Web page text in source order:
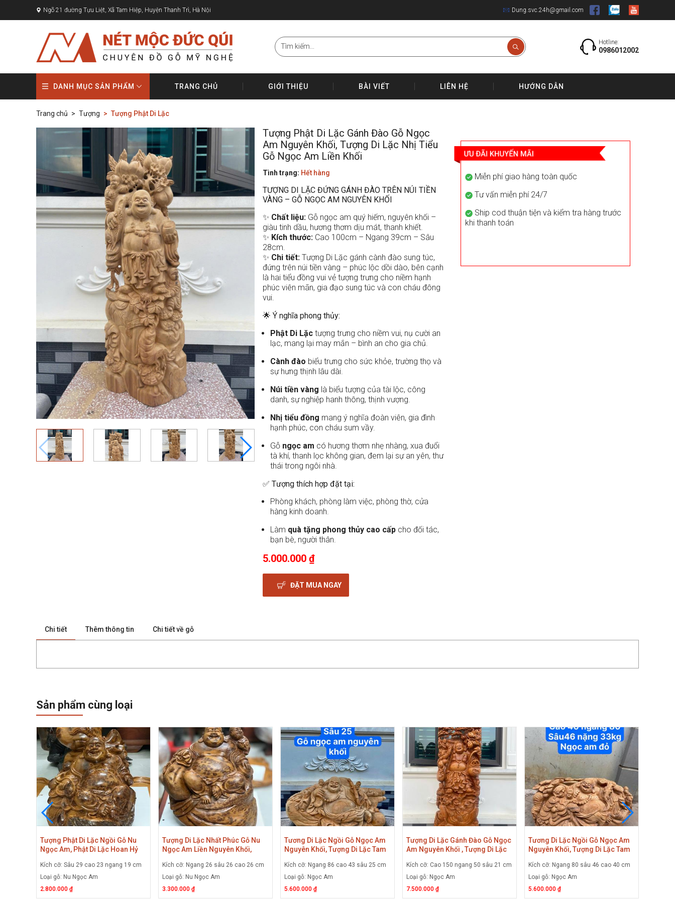
Ngõ 21 đường Tựu Liệt, Xã Tam Hiệp, Huyện Thanh Trì, Hà Nội Dung.svc.24h@gmail.com
Hotline:
0986012002
DANH MỤC SẢN PHẨM TRANG CHỦ GIỚI THIỆU BÀI VIẾT LIÊN HỆ HƯỚNG DẪN
Trang chủ Tượng Tượng Phật Di Lặc
Tượng Phật Di Lặc Gánh Đào Gỗ Ngọc
Am Nguyên Khối, Tượng Di Lặc Nhị Tiểu
Gỗ Ngọc Am Liền Khối
Tình trạng: Hết hàng
TƯỢNG DI LẶC ĐỨNG GÁNH ĐÀO TRÊN NÚI TIỀN
VÀNG – GỖ NGỌC AM NGUYÊN KHỐI
✨ Chất liệu: Gỗ ngọc am quý hiếm, nguyên khối –
giàu tinh dầu, hương thơm dịu mát, thanh khiết.
✨ Kích thước: Cao 100cm – Ngang 39cm – Sâu
28cm.
✨ Chi tiết: Tượng Di Lặc gánh cành đào sung túc,
đứng trên núi tiền vàng – phúc lộc dồi dào, bên cạnh
là hai tiểu đồng vui vẻ tượng trưng cho niềm hạnh
phúc viên mãn, gia đạo sung túc và con cháu đông
vui.
🌟 Ý nghĩa phong thủy:
Phật Di Lặc tượng trưng cho niềm vui, nụ cười an
lạc, mang lại may mắn – bình an cho gia chủ.
Cành đào biểu trưng cho sức khỏe, trường thọ và
sự hưng thịnh lâu dài.
Núi tiền vàng là biểu tượng của tài lộc, công
danh, sự nghiệp hanh thông, thịnh vượng.
Nhị tiểu đồng mang ý nghĩa đoàn viên, gia đình
hạnh phúc, con cháu sum vầy.
Gỗ ngọc am có hương thơm nhẹ nhàng, xua đuổi
tà khí, thanh lọc không gian, đem lại sự an yên, thư
thái trong ngôi nhà.
✅ Tượng thích hợp đặt tại:
Phòng khách, phòng làm việc, phòng thờ, cửa
hàng kinh doanh.
Làm quà tặng phong thủy cao cấp cho đối tác,
bạn bè, người thân.
5.000.000 ₫
ĐẶT MUA NGAY
Miễn phí giao hàng toàn quốc
Tư vấn miễn phí 24/7
Ship cod thuận tiện và kiểm tra hàng trước
khi thanh toán
Chi tiết Thêm thông tin Chi tiết về gỗ
Sản phẩm cùng loại
Tượng Phật Di Lặc Ngồi Gỗ Nu
Ngọc Am, Phật Di Lặc Hoan Hỷ
Liền Khối
Kích cỡ: Sâu 29 cao 23 ngang 19 cm
Loại gỗ: Nu Ngọc Am
2.800.000 ₫
Tượng Di Lặc Nhất Phúc Gỗ Nu
Ngọc Am Liền Nguyên Khối,
Am Ở Hà Nội
Kích cỡ: Ngang 26 sâu 26 cao 26 cm
Loại gỗ: Nu Ngọc Am
3.300.000 ₫
Tương Di Lặc Ngồi Gỗ Ngọc Am
Nguyên Khối, Tượng Di Lặc Tam
Kích cỡ: Ngang 86 cao 43 sâu 25 cm
Loại gỗ: Ngọc Am
5.600.000 ₫
Tượng Di Lặc Gánh Đào Gỗ Ngọc
Am Nguyên Khối , Tượng Di Lặc
Kích cỡ: Cao 150 ngang 50 sâu 21 cm
Loại gỗ: Ngọc Am
7.500.000 ₫
Tương Di Lặc Ngồi Gỗ Ngọc Am
Nguyên Khối, Tượng Di Lặc Tam
Kích cỡ: Ngang 80 sâu 46 cao 40 cm
Loại gỗ: Ngọc Am
5.600.000 ₫